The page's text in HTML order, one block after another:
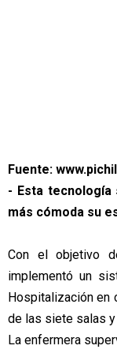
Fuente:
- Esta tecnología
más cómoda su
Con el objetivo
implementó un
Hospitalización en
de las siete salas
La enfermera